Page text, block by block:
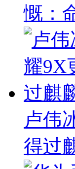
慨：
卢伟
得过